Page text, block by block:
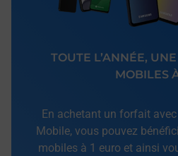
TOUTE L’ANNÉE,
MOBILES
En achetant un forfait
Mobile, vous pouvez
mobiles à 1 euro et ainsi